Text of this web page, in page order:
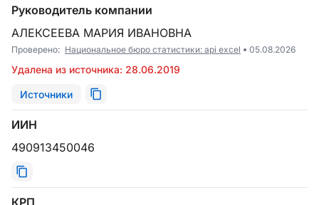
Руководитель компании
АЛЕКСЕЕВА МАРИЯ ИВАНОВНА
Проверено: Национальное бюро статистики: api excel 05.08.2026
Удалена из источника: 28.06.2019
Источники
ИИН
490913450046
КРП